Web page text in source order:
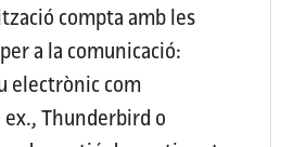
compta amb les
a la comunicació:
electrònic com
Thunderbird o